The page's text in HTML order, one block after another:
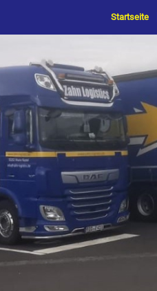
Startseite